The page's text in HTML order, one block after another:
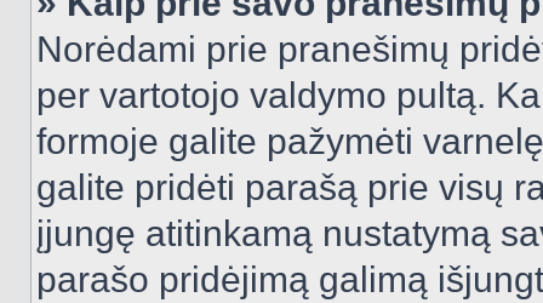
Norėdami prie pranešimų
per vartotojo valdymo pultą.
formoje galite pažymėti
galite pridėti parašą prie visų
įjungę atitinkamą nustatymą
parašo pridėjimą galimą